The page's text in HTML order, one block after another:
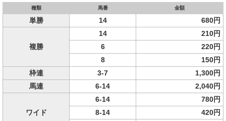
種類 馬番 金額
単勝 14 680円
複勝
14
210円
6
220円
8
150円
枠連
3-7
1,300円
馬連
6-14 2,040円
ワイド
6-14
780円
8-14
420円